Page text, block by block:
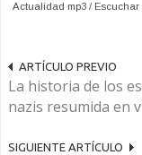
Actualidad mp3 / Escuchar
ARTÍCULO PREVIO
La historia de los
nazis resumida en
SIGUIENTE ARTÍCULO